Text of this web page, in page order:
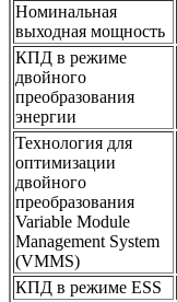
Номинальная
выходная мощность
КПД в режиме
двойного
преобразования
энергии
Технология для
оптимизации
двойного
преобразования
Variable Module
Management System
(VMMS)
КПД в режиме ESS